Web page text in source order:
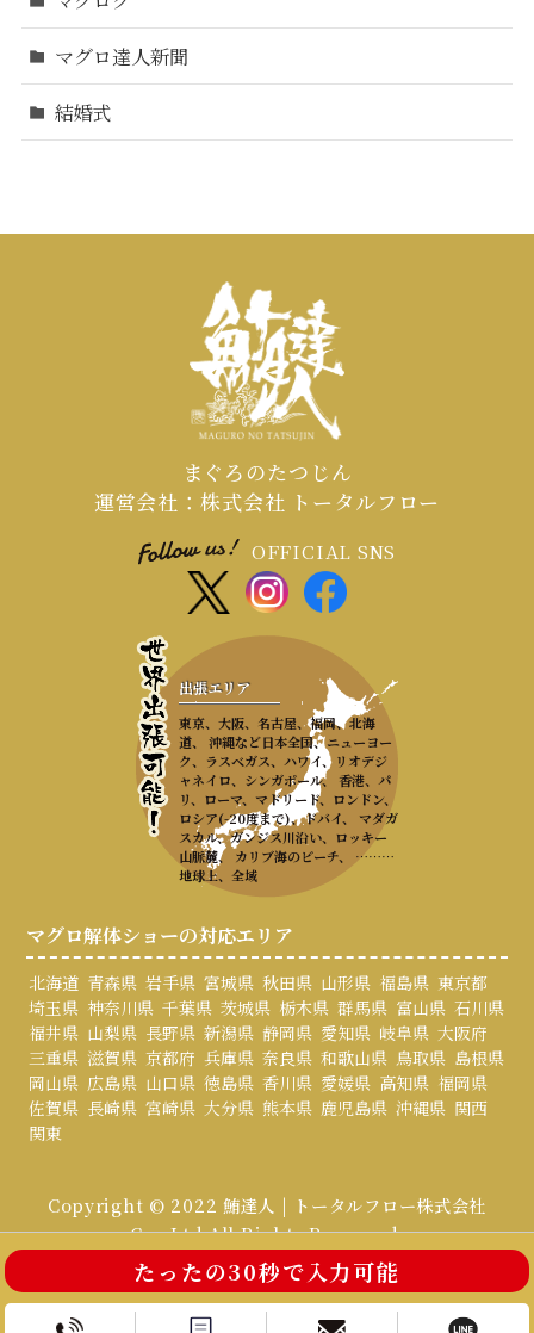
たったの30秒で入力可能
マグロ達人新聞
結婚式
まぐろのたつじん
運営会社：株式会社 トータルフロー
OFFICIAL SNS
出張エリア
東京、大阪、名古屋、福岡、北海
道、 沖縄など日本全国、ニューヨー
ク、ラスベガス、ハワイ、リオデジ
ャネイロ、シンガポール、 香港、パ
リ、ローマ、マドリード、ロンドン、
ロシア(-20度まで)、ドバイ、 マダガ
スカル、ガンジス川沿い、ロッキー
山脈麓、 カリブ海のビーチ、 ………
地球上、全域
マグロ解体ショーの対応エリア
北海道 青森県 岩手県 宮城県 秋田県 山形県 福島県 東京都
埼玉県 神奈川県 千葉県 茨城県 栃木県 群馬県 富山県 石川県
福井県 山梨県 長野県 新潟県 静岡県 愛知県 岐阜県 大阪府
三重県 滋賀県 京都府 兵庫県 奈良県 和歌山県 鳥取県 島根県
岡山県 広島県 山口県 徳島県 香川県 愛媛県 高知県 福岡県
佐賀県 長崎県 宮崎県 大分県 熊本県 鹿児島県 沖縄県 関西
関東
Copyright © 2022 鮪達人 | トータルフロー株式会社
Co., Ltd All Rights Reserved.